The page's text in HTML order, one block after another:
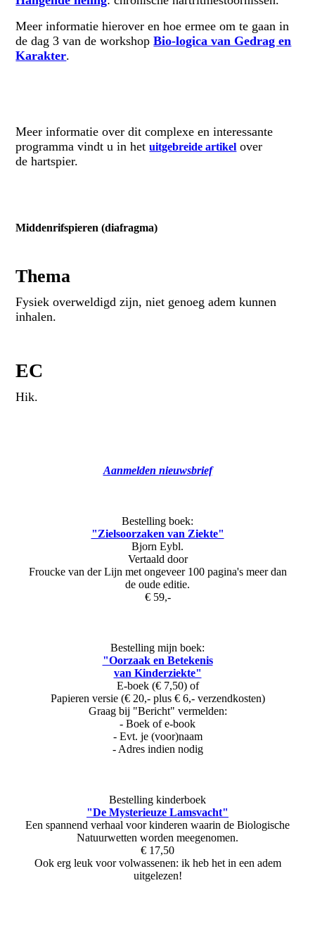
Meer informatie hierover en hoe ermee om te gaan in
de dag 3 van de workshopBio-logica van Gedrag en
Karakter.
Meer informatie over dit complexe en interessante
programma vindt u in hetuitgebreide artikel over
dehartspier.
Middenrifspieren (diafragma)
Thema
Fysiek overweldigd zijn, niet genoeg adem kunnen
inhalen.
EC
Hik.
Aanmelden nieuwsbrief
Bestelling boek:
"Zielsoorzaken van Ziekte"
Bjorn Eybl.
Vertaald door
Froucke van der Lijn met ongeveer 100 pagina's meer dan
de oude editie.
€ 59,-
Bestelling mijn boek:
"Oorzaak en Betekenis
van Kinderziekte"
E-boek (€ 7,50) of
Papieren versie (€ 20,- plus € 6,- verzendkosten)
Graag bij "Bericht" vermelden:
- Boek of e-book
- Evt. je (voor)naam
- Adres indien nodig
Bestelling kinderboek
"De Mysterieuze Lamsvacht"
Een spannend verhaal voor kinderen waarin de Biologische
Natuurwetten worden meegenomen.
€ 17,50
Ook erg leuk voor volwassenen: ik heb het in een adem
uitgelezen!